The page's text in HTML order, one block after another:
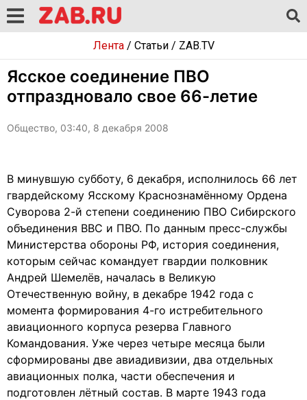
Лента/ Статьи/ ZAB.TV
Ясское соединение ПВО
отпраздновало свое 66-летие
Общество, 03:40, 8 декабря 2008
В минувшую субботу, 6 декабря, исполнилось 66 лет
гвардейскому Ясскому Краснознамённому Ордена
Суворова 2-й степени соединению ПВО Сибирского
объединения ВВС и ПВО. По данным пресс-службы
Министерства обороны РФ, история соединения,
которым сейчас командует гвардии полковник
Андрей Шемелёв, началась в Великую
Отечественную войну, в декабре 1942 года с
момента формирования 4-го истребительного
авиационного корпуса резерва Главного
Командования. Уже через четыре месяца были
сформированы две авиадивизии, два отдельных
авиационных полка, части обеспечения и
подготовлен лётный состав. В марте 1943 года